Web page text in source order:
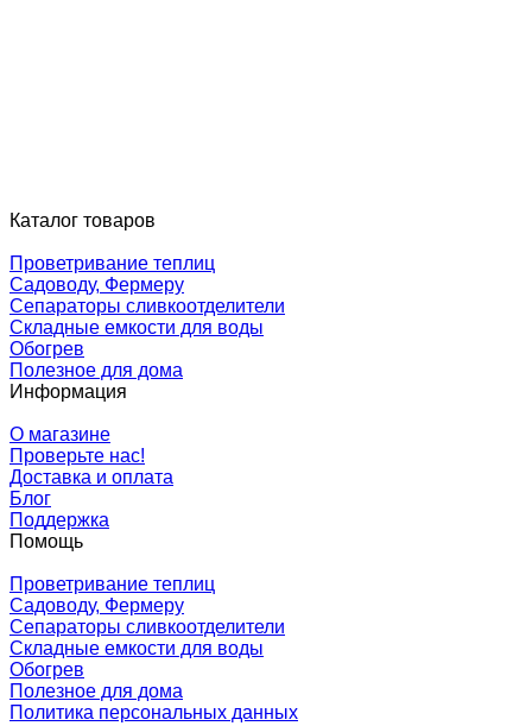
Каталог товаров
Проветривание теплиц
Садоводу, Фермеру
Сепараторы сливкоотделители
Складные емкости для воды
Обогрев
Полезное для дома
Информация
О магазине
Проверьте нас!
Доставка и оплата
Блог
Поддержка
Помощь
Проветривание теплиц
Садоводу, Фермеру
Сепараторы сливкоотделители
Складные емкости для воды
Обогрев
Полезное для дома
Политика персональных данных